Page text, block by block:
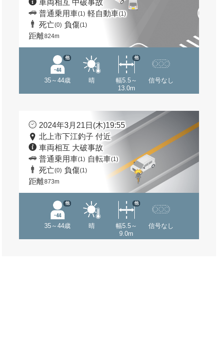
車両相互 中破事故
普通乗用車(1) 軽自動車(1)
死亡(0) 負傷(1)
距離824m
35～44歳
他
晴
幅5.5～
13.0m
他
信号なし
2024年3月21日(木)19:55
北上市下江釣子 付近
車両相互 大破事故
普通乗用車(1) 自転車(1)
死亡(0) 負傷(1)
距離873m
35～44歳
他
晴
幅5.5～
9.0m
他
信号なし